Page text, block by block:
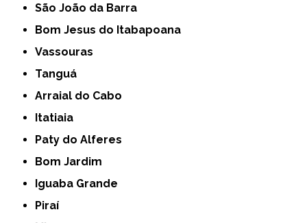
São João da Barra
Bom Jesus do Itabapoana
Vassouras
Tanguá
Arraial do Cabo
Itatiaia
Paty do Alferes
Bom Jardim
Iguaba Grande
Piraí